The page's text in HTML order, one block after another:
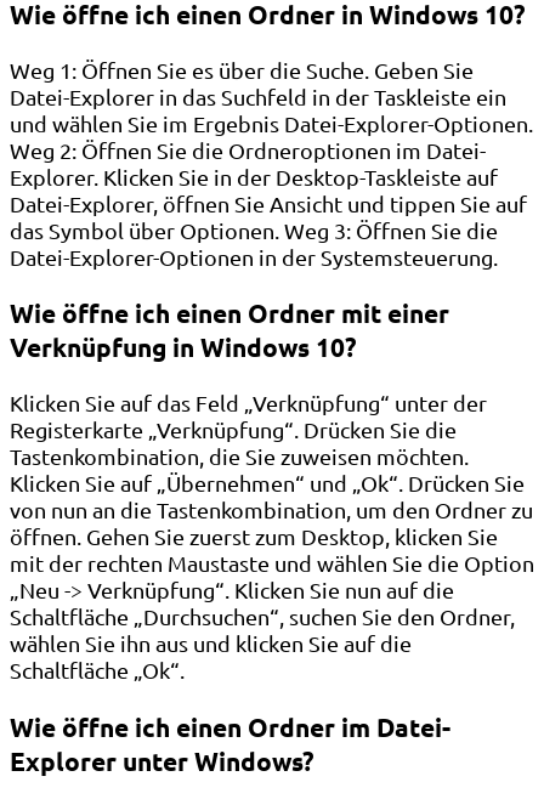
Wie öffne ich einen Ordner in Windows 10?
Weg 1: Öffnen Sie es über die Suche. Geben Sie
Datei-Explorer in das Suchfeld in der Taskleiste ein
und wählen Sie im Ergebnis Datei-Explorer-Optionen.
Weg 2: Öffnen Sie die Ordneroptionen im Datei-
Explorer. Klicken Sie in der Desktop-Taskleiste auf
Datei-Explorer, öffnen Sie Ansicht und tippen Sie auf
das Symbol über Optionen. Weg 3: Öffnen Sie die
Datei-Explorer-Optionen in der Systemsteuerung.
Wie öffne ich einen Ordner mit einer
Verknüpfung in Windows 10?
Klicken Sie auf das Feld „Verknüpfung“ unter der
Registerkarte „Verknüpfung“. Drücken Sie die
Tastenkombination, die Sie zuweisen möchten.
Klicken Sie auf „Übernehmen“ und „Ok“. Drücken Sie
von nun an die Tastenkombination, um den Ordner zu
öffnen. Gehen Sie zuerst zum Desktop, klicken Sie
mit der rechten Maustaste und wählen Sie die Option
„Neu -> Verknüpfung“. Klicken Sie nun auf die
Schaltfläche „Durchsuchen“, suchen Sie den Ordner,
wählen Sie ihn aus und klicken Sie auf die
Schaltfläche „Ok“.
Wie öffne ich einen Ordner im Datei-
Explorer unter Windows?